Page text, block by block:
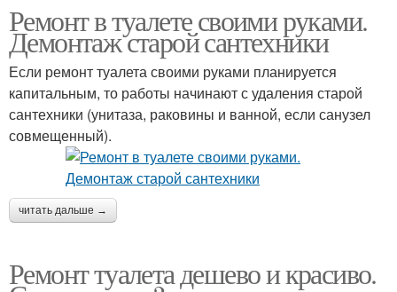
Ремонт в туалете своими руками.
Демонтаж старой сантехники
Если ремонт туалета своими руками планируется
капитальным, то работы начинают с удаления старой
сантехники (унитаза, раковины и ванной, если санузел
совмещенный).
читать дальше →
Ремонт туалета дешево и красиво.